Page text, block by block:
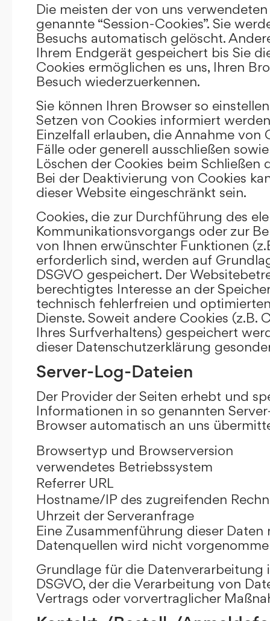
Die meisten der von uns
genannte “Session-Cookies”. Sie
Besuchs automatisch gelöscht.
Ihrem Endgerät gespeichert bis Sie
Cookies ermöglichen es uns, Ihren
Besuch wiederzuerkennen.
Sie können Ihren Browser so
Setzen von Cookies informiert
Einzelfall erlauben, die Annahme von
Fälle oder generell ausschließen
Löschen der Cookies beim Schließen
Bei der Deaktivierung von Cookies
dieser Website eingeschränkt sein.
Cookies, die zur Durchführung des
Kommunikationsvorgangs oder zur
von Ihnen erwünschter Funktionen
erforderlich sind, werden auf
DSGVO gespeichert. Der
berechtigtes Interesse an der
technisch fehlerfreien und
Dienste. Soweit andere Cookies (z.B.
Ihres Surfverhaltens) gespeichert
dieser Datenschutzerklärung
Server-Log-Dateien
Der Provider der Seiten erhebt und
Informationen in so genannten
Browser automatisch an uns
Browsertyp und Browserversion
verwendetes Betriebssystem
Referrer URL
Hostname/IP des zugreifenden
Uhrzeit der Serveranfrage
Eine Zusammenführung dieser Daten
Datenquellen wird nicht
Grundlage für die Datenverarbeitung
DSGVO, der die Verarbeitung von
Vertrags oder vorvertraglicher